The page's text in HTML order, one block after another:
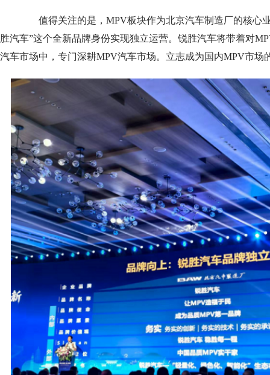
值得关注的是，MPV板块作为北京汽车制造厂的核心
胜汽车”这个全新品牌身份实现独立运营。锐胜汽车将带着对
汽车市场中，专门深耕MPV汽车市场。立志成为国内MPV市场